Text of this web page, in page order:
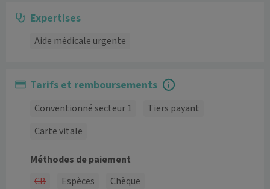
Expertises
Aide médicale urgente
Tarifs et remboursements
Conventionné secteur 1
Tiers payant
Carte vitale
Méthodes de paiement
CB
Espèces
Chèque